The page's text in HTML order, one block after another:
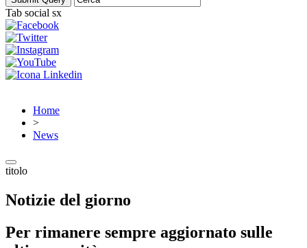
Tab social sx
Home
>
News
titolo
Notizie del giorno
Per rimanere sempre aggiornato sulle